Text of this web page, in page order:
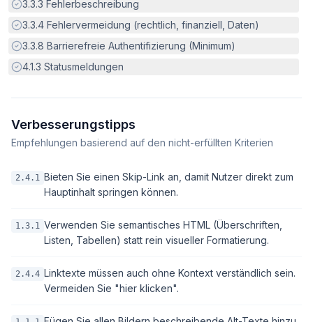
Erfüllt:
3.3.3 Fehlerbeschreibung
Erfüllt:
3.3.4 Fehlervermeidung (rechtlich, finanziell, Daten)
Erfüllt:
3.3.8 Barrierefreie Authentifizierung (Minimum)
Erfüllt:
4.1.3 Statusmeldungen
Verbesserungstipps
Empfehlungen basierend auf den nicht-erfüllten Kriterien
2.4.1 Bieten Sie einen Skip-Link an, damit Nutzer direkt zum
Hauptinhalt springen können.
1.3.1 Verwenden Sie semantisches HTML (Überschriften,
Listen, Tabellen) statt rein visueller Formatierung.
2.4.4 Linktexte müssen auch ohne Kontext verständlich sein.
Vermeiden Sie "hier klicken".